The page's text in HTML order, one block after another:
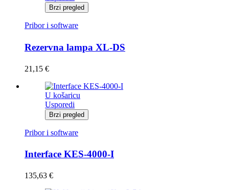
Brzi pregled
Pribor i software
Rezervna lampa XL-DS
21,15 €
U košaricu
Usporedi
Brzi pregled
Pribor i software
Interface KES-4000-I
135,63 €